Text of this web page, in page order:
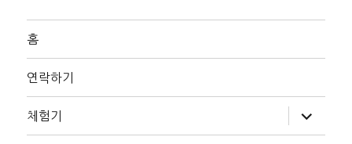
홈
연락하기
체험기
위
메